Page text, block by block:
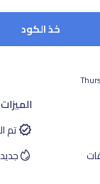
خذ الكود
الميزات
تم
جديد